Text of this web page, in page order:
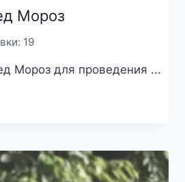
Мороз
19
Мороз для проведения ...